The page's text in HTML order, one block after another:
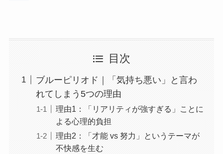
目次
ブルーピリオド｜「気持ち悪い」と言わ
れてしまう5つの理由
理由1：「リアリティが強すぎる」ことに
よる心理的負担
理由2：「才能 vs 努力」というテーマが
不快感を生む